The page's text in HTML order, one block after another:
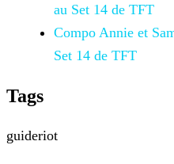
au Set 14 de TFT
Compo Annie et
Set 14 de TFT
Tags
guideriot